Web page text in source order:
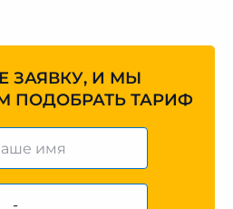
ЗАЯВКУ, И МЫ
ПОДОБРАТЬ ТАРИФ